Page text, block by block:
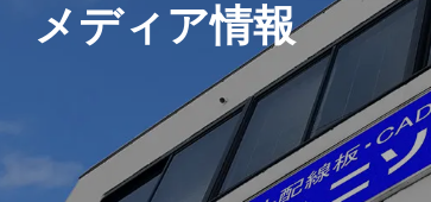
メディア情報